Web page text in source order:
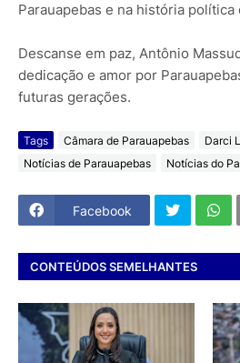
Parauapebas e na história política
Descanse em paz, Antônio
dedicação e amor por
futuras gerações.
Tags Câmara de Parauapebas Darci
Notícias de Parauapebas
Notícias do
Facebook
CONTEÚDOS SEMELHANTES